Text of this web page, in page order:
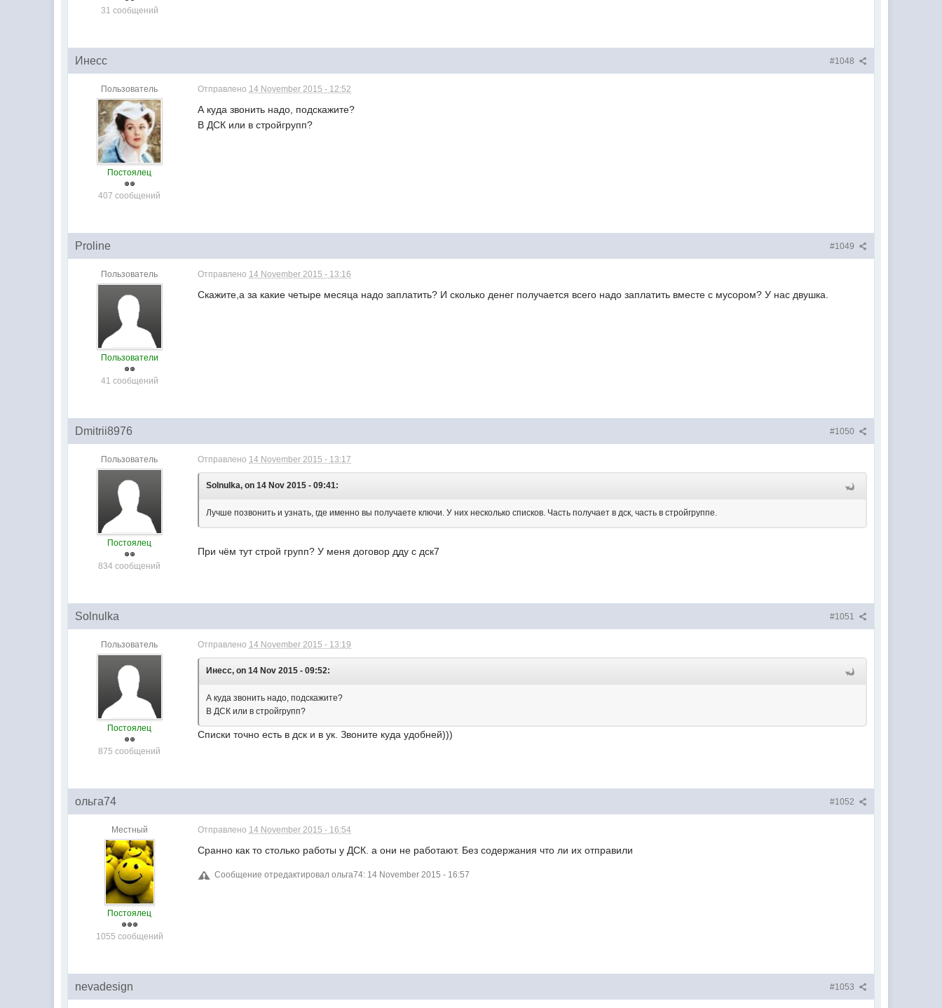
31 сообщений
#1048
Инесс
Пользователь
Постоялец
407 сообщений
Отправлено 14 November 2015 - 12:52
А куда звонить надо, подскажите?
В ДСК или в стройгрупп?
#1049
Proline
Пользователь
Пользователи
41 сообщений
Отправлено 14 November 2015 - 13:16
Скажите,а за какие четыре месяца надо заплатить? И сколько денег получается всего надо заплатить вместе с мусором? У нас двушка.
#1050
Dmitrii8976
Пользователь
Постоялец
834 сообщений
Отправлено 14 November 2015 - 13:17
Solnulka, on 14 Nov 2015 - 09:41:
Лучше позвонить и узнать, где именно вы получаете ключи. У них несколько списков. Часть получает в дск, часть в стройгруппе.
При чём тут строй групп? У меня договор дду с дск7
#1051
Solnulka
Пользователь
Постоялец
875 сообщений
Отправлено 14 November 2015 - 13:19
Инесс, on 14 Nov 2015 - 09:52:
А куда звонить надо, подскажите?
В ДСК или в стройгрупп?
Списки точно есть в дск и в ук. Звоните куда удобней)))
#1052
ольга74
Местный
Постоялец
1055 сообщений
Отправлено 14 November 2015 - 16:54
Сранно как то столько работы у ДСК. а они не работают. Без содержания что ли их отправили
Сообщение отредактировал ольга74: 14 November 2015 - 16:57
#1053
nevadesign